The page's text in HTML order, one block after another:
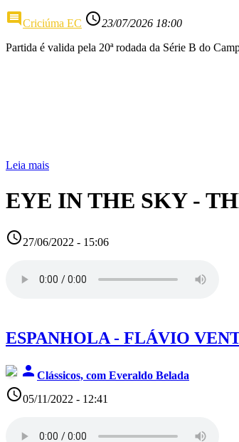
commentCriciúma EC access_time23/07/2026 18:00
Partida é valida pela 20ª rodada da Série B do
Leia mais
EYE IN THE SKY -
access_time27/06/2022 - 15:06
ESPANHOLA - FLÁVIO
person Clássicos, com Everaldo Belada
access_time05/11/2022 - 12:41